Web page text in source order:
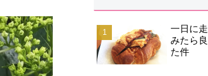
一日に
みたら
た件